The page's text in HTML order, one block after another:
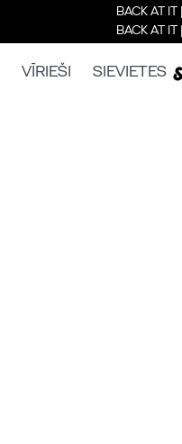
BACK AT IT
BACK AT IT
VĪRIEŠI SIEVIETES